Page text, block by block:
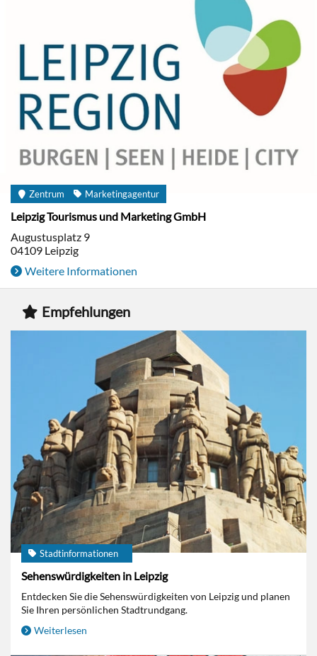
Zentrum Marketingagentur
Leipzig Tourismus und Marketing GmbH
Augustusplatz 9
04109 Leipzig
Weitere Informationen
Empfehlungen
Stadtinformationen
Sehenswürdigkeiten in Leipzig
Entdecken Sie die Sehenswürdigkeiten von Leipzig und planen
Sie Ihren persönlichen Stadtrundgang.
Weiterlesen